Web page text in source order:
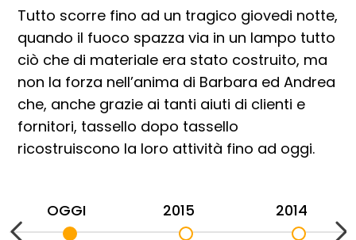
Tutto scorre fino ad un tragico giovedi notte,
quando il fuoco spazza via in un lampo tutto
ciò che di materiale era stato costruito, ma
non la forza nell’anima di Barbara ed Andrea
che, anche grazie ai tanti aiuti di clienti e
fornitori, tassello dopo tassello
ricostruiscono la loro attività fino ad oggi.
OGGI 2015 2014